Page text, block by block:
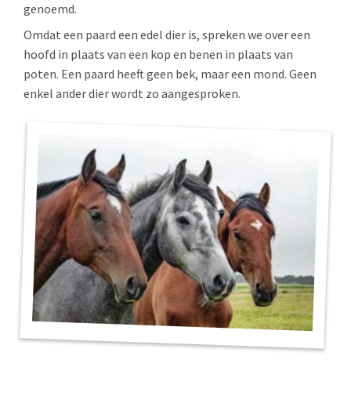
genoemd.
Omdat een paard een edel dier is, spreken we over een
hoofd in plaats van een kop en benen in plaats van
poten. Een paard heeft geen bek, maar een mond. Geen
enkel ander dier wordt zo aangesproken.